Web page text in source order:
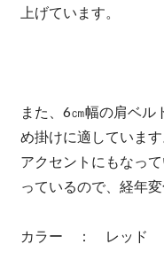
上げています。
また、6㎝幅の肩ベル
め掛けに適しています
アクセントにもなっ
っているので、経年変
カラー ： レッド